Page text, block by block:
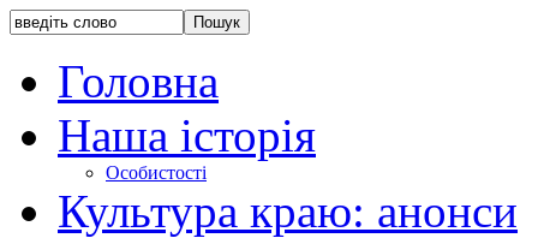
Головна
Наша історія
Особистості
Культура краю: анонси